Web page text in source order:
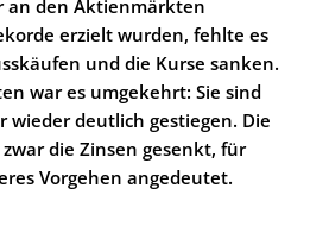
an den Aktienmärkten
erzielt wurden, fehlte es
und die Kurse sanken.
war es umgekehrt: Sie sind
wieder deutlich gestiegen. Die
die Zinsen gesenkt, für
Vorgehen angedeutet.